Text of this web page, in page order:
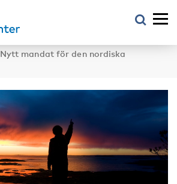
Nytt mandat för den nordiska